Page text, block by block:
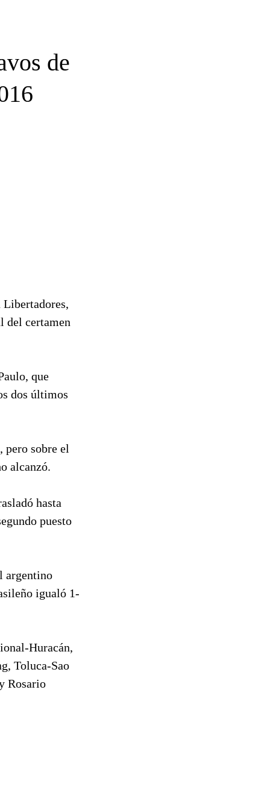
de
Libertadores,
del certamen
que
dos últimos
pero sobre el
alcanzó.
hasta
puesto
argentino
igualó 1-
Huracán,
Toluca-Sao
Rosario